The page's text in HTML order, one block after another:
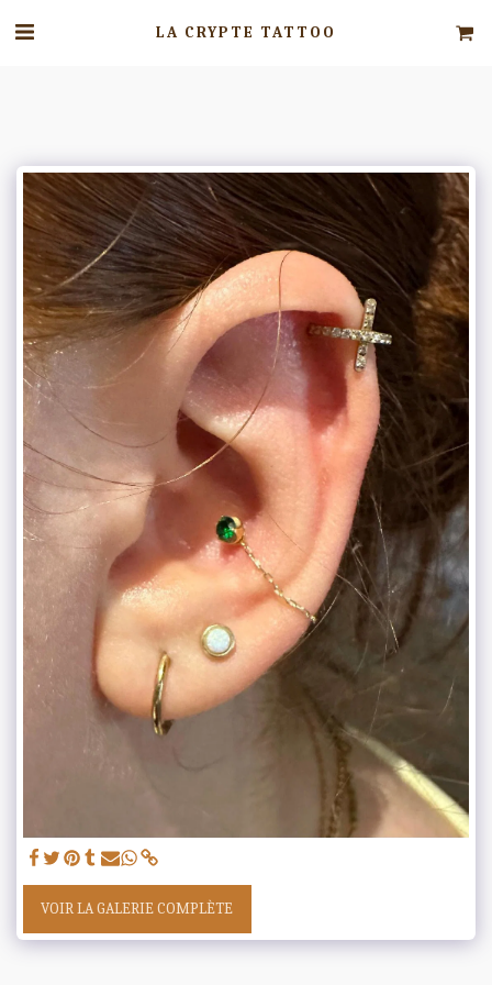
LA CRYPTE TATTOO
VOIR LA GALERIE COMPLÈTE